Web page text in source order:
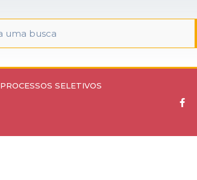
PROCESSOS SELETIVOS